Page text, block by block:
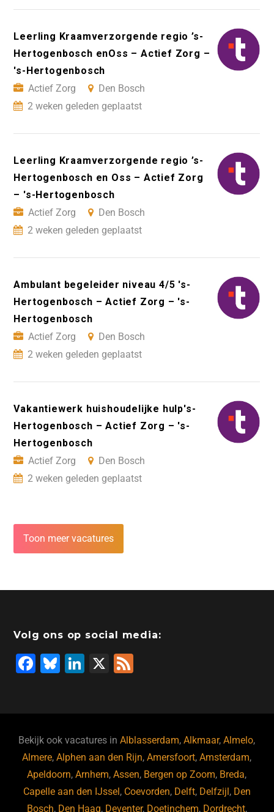
Leerling Kraamverzorgende regio ’s-
Hertogenbosch enOss – Actief Zorg –
's-Hertogenbosch
Actief Zorg
Den Bosch
2 weken geleden geplaatst
Leerling Kraamverzorgende regio ’s-
Hertogenbosch en Oss – Actief Zorg
– 's-Hertogenbosch
Actief Zorg
Den Bosch
2 weken geleden geplaatst
Ambulant begeleider niveau 4/5 's-
Hertogenbosch – Actief Zorg – 's-
Hertogenbosch
Actief Zorg
Den Bosch
2 weken geleden geplaatst
Vakantiewerk huishoudelijke hulp's-
Hertogenbosch – Actief Zorg – 's-
Hertogenbosch
Actief Zorg
Den Bosch
2 weken geleden geplaatst
Toon meer vacatures
Volg ons op social media:
F
b
o
o
k
Bl
ky
Li
dI
n
X
Bekijk ook vacatures inAlblasserdam,Alkmaar,Almelo,
Almere,Alphen aan den Rijn,Amersfoort,Amsterdam,
Apeldoorn,Arnhem,Assen, Bergen op Zoom, Breda,
Capelle aan den IJssel , Coevorden, Delft, Delfzijl , Den
Bosch, Den Haag, Deventer, Doetinchem, Dordrecht,